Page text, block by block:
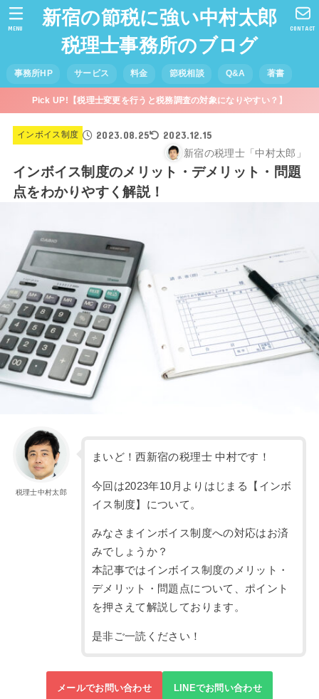
新宿の節税に強い中村太郎
税理士事務所のブログ
事務所HP サービス 料金 節税相談 Q&A 著書
CONTACT
MENU
Pick UP!【税理士変更を行うと税務調査の対象になりやすい？】
インボイス制度 2023.08.25 2023.12.15
新宿の税理士「中村太郎」
インボイス制度のメリット・デメリット・問題
点をわかりやすく解説！
税理士中村太郎
まいど！西新宿の税理士 中村です！
今回は2023年10月よりはじまる【インボ
イス制度】について。
みなさまインボイス制度への対応はお済
みでしょうか？
本記事ではインボイス制度のメリット・
デメリット・問題点について、ポイント
を押さえて解説しております。
是非ご一読ください！
メールでお問い合わせ LINEでお問い合わせ